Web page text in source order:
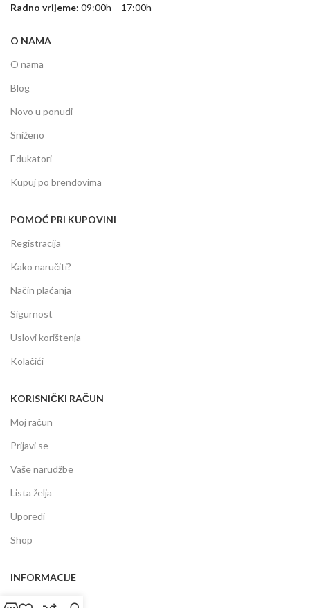
Radno vrijeme: 09:00h – 17:00h
O NAMA
O nama
Blog
Novo u ponudi
Sniženo
Edukatori
Kupuj po brendovima
POMOĆ PRI KUPOVINI
Registracija
Kako naručiti?
Način plaćanja
Sigurnost
Uslovi korištenja
Kolačići
KORISNIČKI RAČUN
Moj račun
Prijavi se
Vaše narudžbe
Lista želja
Uporedi
Shop
INFORMACIJE
Prodajni centar